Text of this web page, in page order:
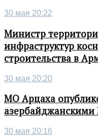
30 мая 20:22
Министр
инфраструктур
строительства в
30 мая 20:20
МО Арцаха
30 мая 20:16